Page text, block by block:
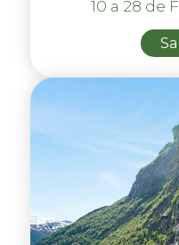
10 a 28 de